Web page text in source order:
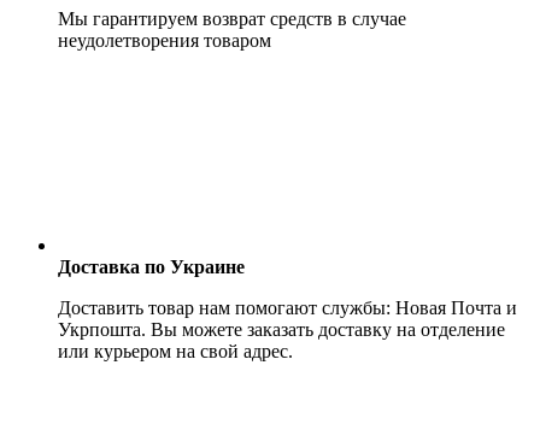
Мы гарантируем возврат средств в случае
неудолетворения товаром
Доставка по Украине
Доставить товар нам помогают службы: Новая Почта и
Укрпошта. Вы можете заказать доставку на отделение
или курьером на свой адрес.